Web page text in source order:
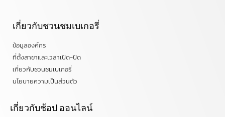
เกี่ยวกับชวนชมเบเกอรี่
ข้อมูลองค์กร
ที่ตั้งสาขาและเวลาเปิด-ปิด
เกี่ยวกับชวนชมเบเกอรี่
นโยบายความเป็นส่วนตัว
เกี่ยวกับช้อป ออนไลน์